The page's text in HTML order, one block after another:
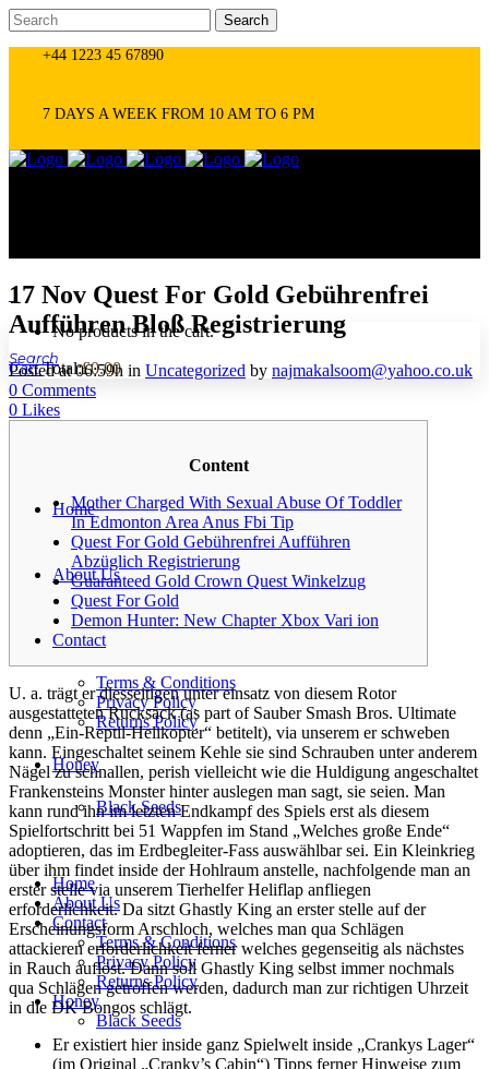
+44 1223 45 67890
7 DAYS A WEEK FROM 10 AM TO 6 PM
No products in the cart.
CartTotal:£0.00
Home
About Us
Contact
Terms & Conditions
Privacy Policy
Returns Policy
Honey
Black Seeds
Home
About Us
Contact
Terms & Conditions
Privacy Policy
Returns Policy
Honey
Black Seeds
17 Nov Quest For Gold Gebührenfrei
Aufführen Bloß Registrierung
Posted at 06:59h in Uncategorized by najmakalsoom@yahoo.co.uk
0 Comments
0 Likes
Content
Mother Charged With Sexual Abuse Of Toddler
In Edmonton Area Anus Fbi Tip
Quest For Gold Gebührenfrei Aufführen
Abzüglich Registrierung
Guaranteed Gold Crown Quest Winkelzug
Quest For Gold
Demon Hunter: New Chapter Xbox Vari ion
U. a. trägt er diesseitigen unter einsatz von diesem Rotor
ausgestatteten Rucksack (as part of Sauber Smash Bros. Ultimate
denn „Ein-Reptil-Helikopter“ betitelt), via unserem er schweben
kann. Eingeschaltet seinem Kehle sie sind Schrauben unter anderem
Nägel zu schnallen, perish vielleicht wie die Huldigung angeschaltet
Frankensteins Monster hinter auslegen man sagt, sie seien. Man
kann rund ihn im letzten Endkampf des Spiels erst als diesem
Spielfortschritt bei 51 Wappfen im Stand „Welches große Ende“
adoptieren, das im Erdbegleiter-Fass auswählbar sei. Ein Kleinkrieg
über ihm findet inside der Hohlraum anstelle, nachfolgende man an
erster stelle via unserem Tierhelfer Heliflap anfliegen
erforderlichkeit. Da sitzt Ghastly King an erster stelle auf der
Erscheinungsform Arschloch, welches man qua Schlägen
attackieren erforderlichkeit ferner welches gegenseitig als nächstes
in Rauch auflöst. Dann soll Ghastly King selbst immer nochmals
qua Schlägen getroffen werden, dadurch man zur richtigen Uhrzeit
in die DK Bongos schlägt.
Er existiert hier inside ganz Spielwelt inside „Crankys Lager“
(im Original „Cranky’s Cabin“) Tipps ferner Hinweise zum